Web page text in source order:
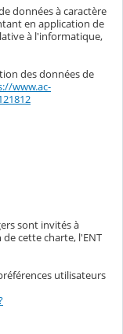
données à caractère
en application de
à l'informatique,
des données de
www.ac-
sont invités à
cette charte, l'ENT
utilisateurs